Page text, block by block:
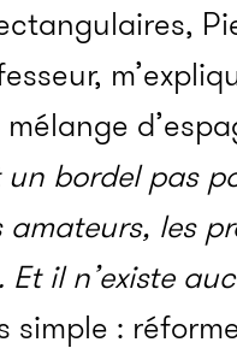
un bordel pas
les
il n’existe
simple :